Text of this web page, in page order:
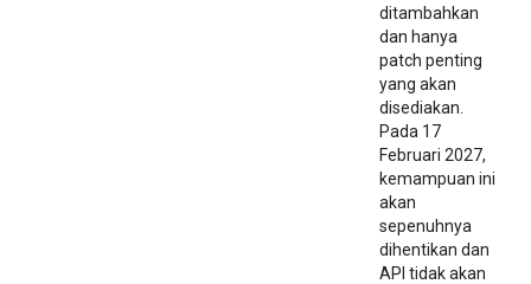
ditambahkan
dan hanya
patch penting
yang akan
disediakan.
Pada 17
Februari 2027,
kemampuan ini
akan
sepenuhnya
dihentikan dan
API tidak akan